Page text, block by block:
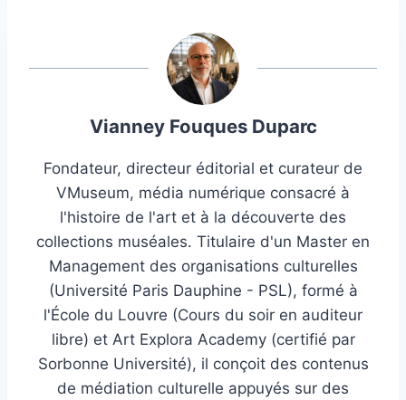
Vianney Fouques Duparc
Fondateur, directeur éditorial et curateur de
VMuseum, média numérique consacré à
l'histoire de l'art et à la découverte des
collections muséales. Titulaire d'un Master en
Management des organisations culturelles
(Université Paris Dauphine - PSL), formé à
l'École du Louvre (Cours du soir en auditeur
libre) et Art Explora Academy (certifié par
Sorbonne Université), il conçoit des contenus
de médiation culturelle appuyés sur des